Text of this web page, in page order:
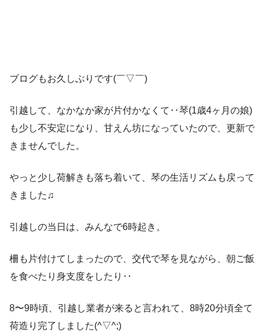
ブログもお久しぶりです(￣▽￣)
引越して、なかなか家が片付かなくて‥琴(1歳4ヶ月の娘)
も少し不安定になり、甘えん坊になっていたので、更新で
きませんでした。
やっと少し荷解きも落ち着いて、琴の生活リズムも戻って
きました♫
引越しの当日は、みんなで6時起き。
柵も片付けてしまったので、交代で琴を見ながら、朝ご飯
を食べたり身支度をしたり‥
8〜9時頃、引越し業者が来ると言われて、8時20分頃全て
荷造り完了しました(^▽^;)